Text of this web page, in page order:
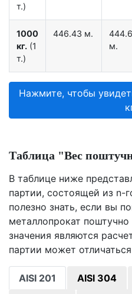
т.)
1000
кг. (1
т.)
446.43 м.
м.
Нажмите, чтобы
Таблица "Вес
В таблице ниже
партии, состоящей из n-
полезно знать, если вы
металлопрокат
значения являются
партии может
AISI 201 AISI 304